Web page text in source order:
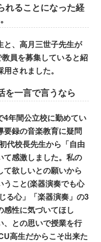
れることになった経
と、高月三世子先生が
員を募集していると紹
されました。
一言で言うなら
4年間公立校に勤めてい
要録の音楽教育に疑問
代校長先生から「自由
て感激しました。私の
欲しいとの願いから
うこと(楽器演奏でも心
る心」「楽器演奏」の3
性に気づいてほし
、との思いで授業を行
高生だからこそ出来た